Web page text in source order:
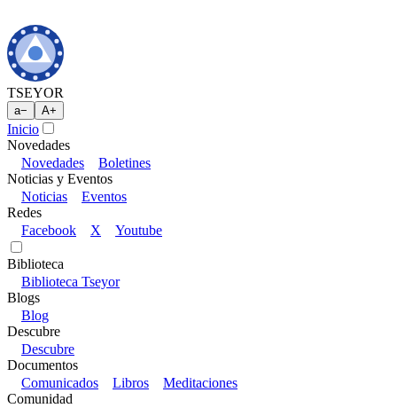
TSEYOR
a− A+
Inicio
Novedades
Novedades
Boletines
Noticias y Eventos
Noticias
Eventos
Redes
Facebook
X Youtube
Biblioteca
Biblioteca Tseyor
Blogs
Blog
Descubre
Descubre
Documentos
Comunicados
Libros
Meditaciones
Comunidad